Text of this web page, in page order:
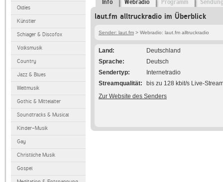
Oldies
Künstler
Schlager & Discofox
Volksmusik
Country
Jazz & Blues
Weltmusik
Gothic & Mittelalter
Soundtracks & Musical
Kinder-Musik
Gay
Christliche Musik
Gospel
Info Webradio Programm
laut.fm alltruckradio im Überblick
Sender: laut.fm > Webradio: laut.fm alltruckradio
Land
Deutschland
Sprache
Deutsch
Sendertyp
Internetradio
Streamqualität
bis zu 128 kbit/s Live-
Zur Website des Senders